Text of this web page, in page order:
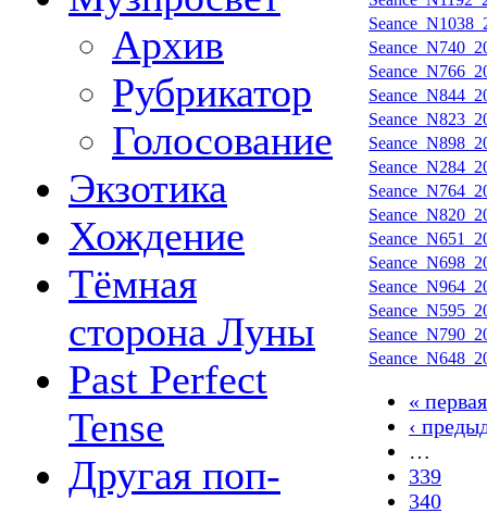
Архив
Рубрикатор
Голосование
Экзотика
Хождение
Тёмная
сторона Луны
Past Perfect
Tense
Другая поп-
« первая
‹
…
339
340